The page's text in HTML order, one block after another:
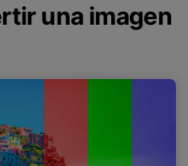
una imagen